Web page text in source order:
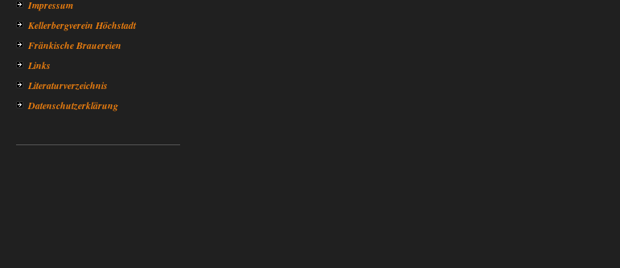
Impressum
Kellerbergverein Höchstadt
Fränkische Brauereien
Links
Literaturverzeichnis
Datenschutzerklärung